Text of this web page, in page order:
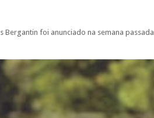
Bergantin foi anunciado na semana passada